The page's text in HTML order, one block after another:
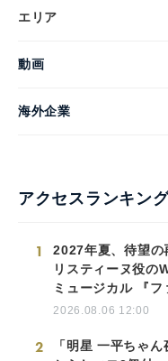
エリア
動画
海外企業
アクセスランキン
1
2027年夏、待望の
リスティーヌ役の
ミュージカル 『フ
2026.08.06 12:00
2
「明星 一平ちゃ